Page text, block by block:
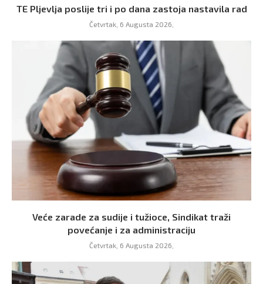
TE Pljevlja poslije tri i po dana zastoja nastavila rad
Četvrtak, 6 Augusta 2026,
Veće zarade za sudije i tužioce, Sindikat traži
povećanje i za administraciju
Četvrtak, 6 Augusta 2026,